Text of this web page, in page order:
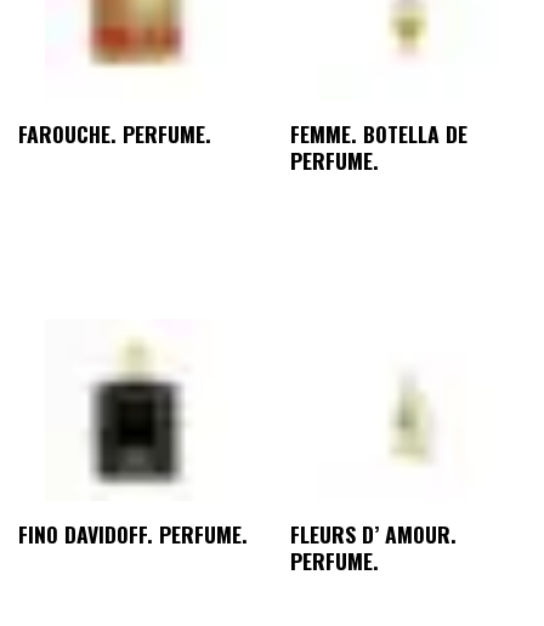
FAROUCHE. PERFUME.
FEMME. BOTELLA DE
PERFUME.
FINO DAVIDOFF. PERFUME.
FLEURS D’ AMOUR.
PERFUME.